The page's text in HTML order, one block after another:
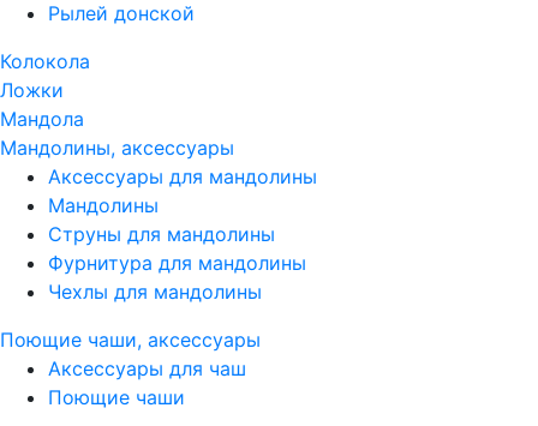
Рылей донской
Колокола
Ложки
Мандола
Мандолины, аксессуары
Аксессуары для мандолины
Мандолины
Струны для мандолины
Фурнитура для мандолины
Чехлы для мандолины
Поющие чаши, аксессуары
Аксессуары для чаш
Поющие чаши